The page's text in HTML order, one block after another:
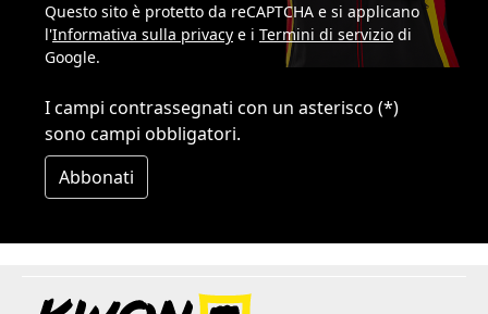
Questo sito è protetto da reCAPTCHA e si applicano
l'Informativa sulla privacy e i Termini di servizio di
Google.
I campi contrassegnati con un asterisco (*)
sono campi obbligatori.
Abbonati